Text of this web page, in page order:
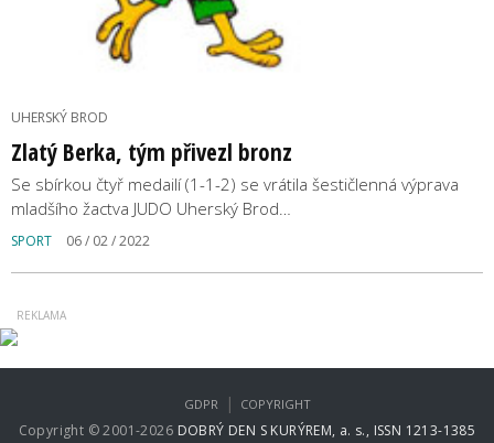
UHERSKÝ BROD
Zlatý Berka, tým přivezl bronz
Se sbírkou čtyř medailí (1-1-2) se vrátila šestičlenná výprava
mladšího žactva JUDO Uherský Brod…
SPORT 06 / 02 / 2022
Copyright © 2001-2026 DOBRÝ DEN S KURÝREM, a. s., ISSN 1213-1385
GDPR | COPYRIGHT